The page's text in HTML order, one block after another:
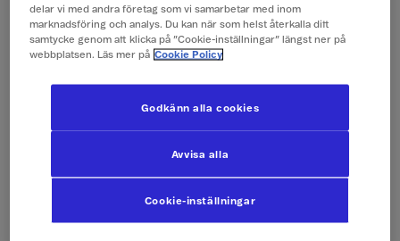
delar vi med andra företag som vi samarbetar med inom
marknadsföring och analys. Du kan när som helst återkalla ditt
samtycke genom att klicka på ”Cookie-inställningar” längst ner på
webbplatsen. Läs mer på Cookie Policy
Cookie-inställningar
Avvisa alla
Godkänn alla cookies